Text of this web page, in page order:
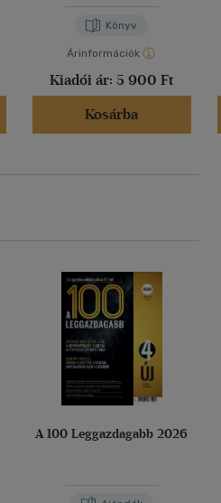
Könyv
Árinformációk
Kiadói ár: 5 900 Ft
Kosárba
A 100 Leggazdagabb 2026